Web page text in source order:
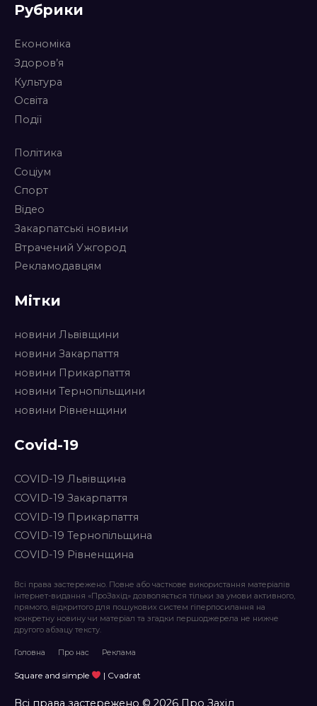
Рубрики
Економіка
Здоров’я
Культура
Освіта
Події
Політика
Соціум
Спорт
Відео
Закарпатські новини
Втрачений Ужгород
Рекламодавцям
Мітки
новини Львівщини
новини Закарпаття
новини Прикарпаття
новини Тернопільщини
новини Рівненщини
Covid-19
COVID-19 Львівщина
COVID-19 Закарпаття
COVID-19 Прикарпаття
COVID-19 Тернопільщина
COVID-19 Рівненщина
Всі права застережено. Повне або часткове використання матеріалів
інтернет-видання «ПроЗахід» дозволяється тільки за умови активного,
прямого, відкритого для пошукових систем гіперпосилання на
конкретну новину чи матеріал та згадки першоджерела не нижче
другого абзацу тексту.
Головна Про нас Реклама
Square and simple | Cvadrat
Всі права застережено © 2026 Про Захід